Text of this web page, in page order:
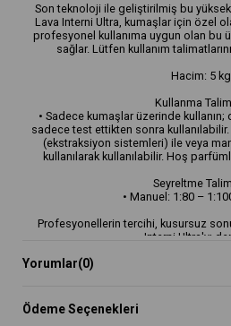
Son teknoloji ile geliştirilmiş bu
Lava Interni Ultra, kumaşlar için özel
profesyonel kullanıma uygun olan bu
sağlar. Lütfen kullanım
Hacim: 5 kg
Kullanma
• Sadece kumaşlar üzerinde
sadece test ettikten sonra
(ekstraksiyon sistemleri) ile veya
kullanılarak kullanılabilir. Hoş
Seyreltme
• Manuel: 1:80 –
Profesyonellerin tercihi, kusursuz
Interni Ultra'yı
Yorumlar(0)
Ödeme Seçenekleri